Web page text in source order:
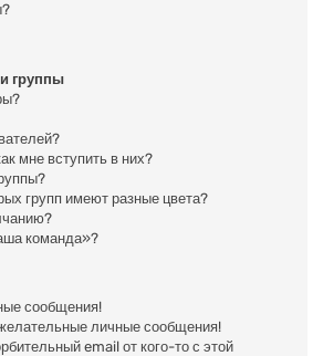
группы
мне вступить в них?
групп имеют разные цвета?
команда»?
сообщения!
личные сообщения!
email от кого-то с этой